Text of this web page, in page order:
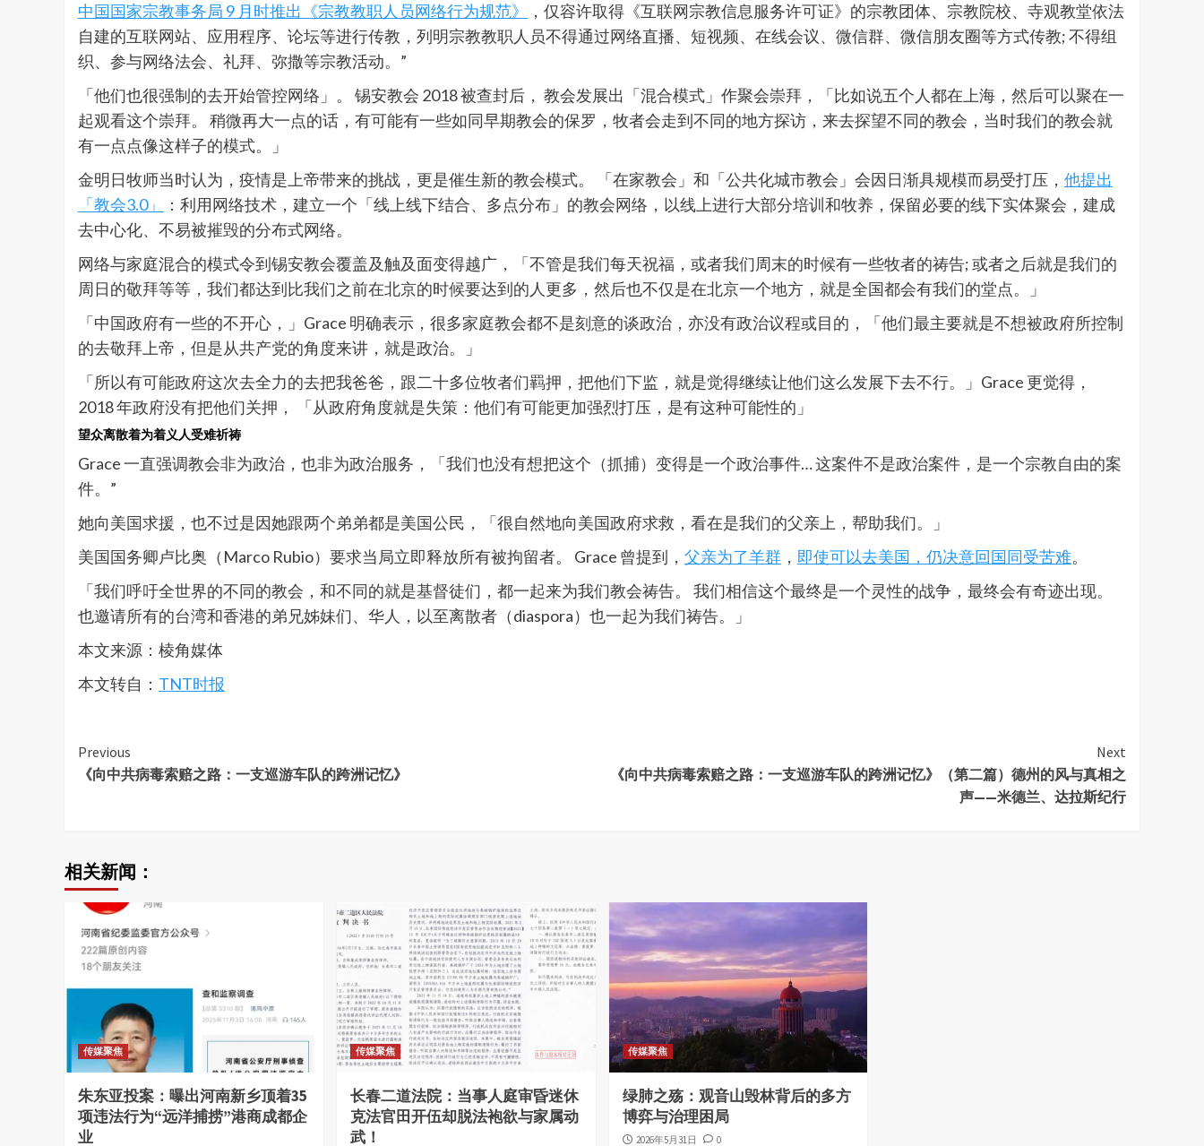
中国国家宗教事务局 9 月时推出《宗教教职人员网络行为规范》
，仅容许取得《互联网宗教信息服务许可证》的宗教团体、宗教院校、寺观教堂依法
自建的互联网站、应用程序、论坛等进行传教，列明宗教教职人员不得通过网络直播、短视频、在线会议、微信群、微信朋友圈等方式传教; 不得组
织、参与网络法会、礼拜、弥撒等宗教活动。”
「他们也很强制的去开始管控网络」。 锡安教会 2018 被查封后， 教会发展出「混合模式」作聚会崇拜，「比如说五个人都在上海，然后可以聚在一
起观看这个崇拜。 稍微再大一点的话，有可能有一些如同早期教会的保罗，牧者会走到不同的地方探访，来去探望不同的教会，当时我们的教会就
有一点点像这样子的模式。」
金明日牧师当时认为，疫情是上帝带来的挑战，更是催生新的教会模式。 「在家教会」和「公共化城市教会」会因日渐具规模而易受打压， 他提出
「教会3.0」
：利用网络技术，建立一个「线上线下结合、多点分布」的教会网络，以线上进行大部分培训和牧养，保留必要的线下实体聚会，建成
去中心化、不易被摧毁的分布式网络。
网络与家庭混合的模式令到锡安教会覆盖及触及面变得越广，「不管是我们每天祝福，或者我们周末的时候有一些牧者的祷告; 或者之后就是我们的
周日的敬拜等等，我们都达到比我们之前在北京的时候要达到的人更多，然后也不仅是在北京一个地方，就是全国都会有我们的堂点。」
「中国政府有一些的不开心，」Grace 明确表示，很多家庭教会都不是刻意的谈政治，亦没有政治议程或目的，「他们最主要就是不想被政府所控制
的去敬拜上帝，但是从共产党的角度来讲，就是政治。」
「所以有可能政府这次去全力的去把我爸爸，跟二十多位牧者们羁押，把他们下监，就是觉得继续让他们这么发展下去不行。」Grace 更觉得，
2018 年政府没有把他们关押， 「从政府角度就是失策：他们有可能更加强烈打压，是有这种可能性的」
望众离散着为着义人受难祈祷
Grace 一直强调教会非为政治，也非为政治服务，「我们也没有想把这个（抓捕）变得是一个政治事件… 这案件不是政治案件，是一个宗教自由的案
件。”
她向美国求援，也不过是因她跟两个弟弟都是美国公民，「很自然地向美国政府求救，看在是我们的父亲上，帮助我们。」
美国国务卿卢比奥（Marco Rubio）要求当局立即释放所有被拘留者。 Grace 曾提到， 父亲为了羊群 ， 即使可以去美国，仍决意回国同受苦难。
「我们呼吁全世界的不同的教会，和不同的就是基督徒们，都一起来为我们教会祷告。 我们相信这个最终是一个灵性的战争，最终会有奇迹出现。
也邀请所有的台湾和香港的弟兄姊妹们、华人，以至离散者（diaspora）也一起为我们祷告。」
本文来源：棱角媒体
本文转自： TNT时报
Continue
Reading
Previous
《向中共病毒索赔之路：一支巡游车队的跨洲记忆》
Next
《向中共病毒索赔之路：一支巡游车队的跨洲记忆》（第二篇）德州的风与真相之
声——米德兰、达拉斯纪行
相关新闻：
传媒聚焦
朱东亚投案：曝出河南新乡顶着35
项违法行为“远洋捕捞”港商成都企
业
传媒聚焦
长春二道法院：当事人庭审昏迷休
克法官田开伍却脱法袍欲与家属动
武！
传媒聚焦
绿肺之殇：观音山毁林背后的多方
博弈与治理困局
2026年5月31日 0